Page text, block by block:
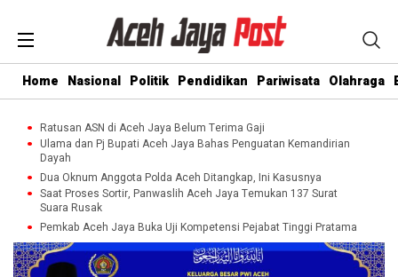
Home Nasional Politik Pendidikan Pariwisata Olahraga
Ratusan ASN di Aceh Jaya Belum Terima Gaji
Ulama dan Pj Bupati Aceh Jaya Bahas Penguatan Kemandirian
Dayah
Dua Oknum Anggota Polda Aceh Ditangkap, Ini Kasusnya
Saat Proses Sortir, Panwaslih Aceh Jaya Temukan 137 Surat
Suara Rusak
Pemkab Aceh Jaya Buka Uji Kompetensi Pejabat Tinggi Pratama